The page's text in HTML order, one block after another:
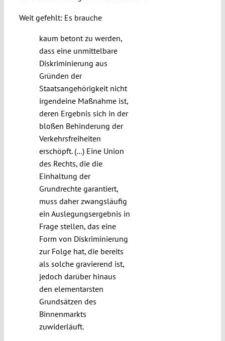
Weit gefehlt: Es brauche
kaum betont zu werden,
dass eine unmittelbare
Diskriminierung aus
Gründen der
Staatsangehörigkeit nicht
irgendeine Maßnahme ist,
deren Ergebnis sich in der
bloßen Behinderung der
Verkehrsfreiheiten
erschöpft. (…) Eine Union
des Rechts, die die
Einhaltung der
Grundrechte garantiert,
muss daher zwangsläufig
ein Auslegungsergebnis in
Frage stellen, das eine
Form von Diskriminierung
zur Folge hat, die bereits
als solche gravierend ist,
jedoch darüber hinaus
den elementarsten
Grundsätzen des
Binnenmarkts
zuwiderläuft.